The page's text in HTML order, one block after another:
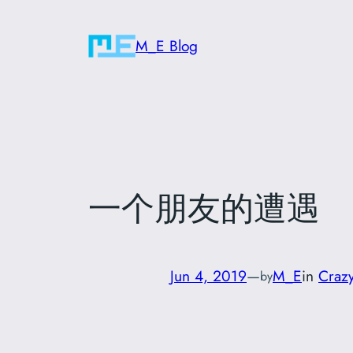
M_E Blog
一个朋友的遭遇
Jun 4, 2019—byM_Ein Crazy